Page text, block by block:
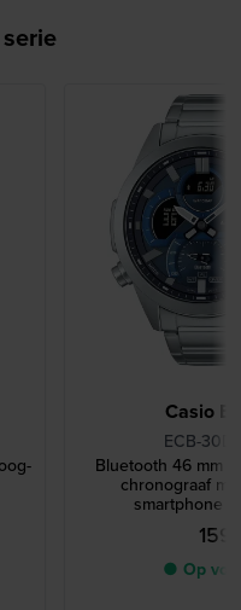
Casio
ECB-
Bluetooth 46 mm
chronograaf
smartphone
● Op